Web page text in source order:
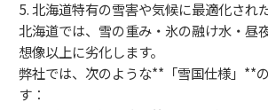
5. 北海道特有の雪害や気候に最適化され
北海道では、雪の重み・氷の融け水・昼
想像以上に劣化します。
弊社では、次のような**「雪国仕様」**
す：